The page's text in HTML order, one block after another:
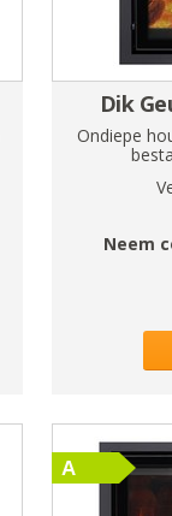
Dik
Ondiepe
Neem